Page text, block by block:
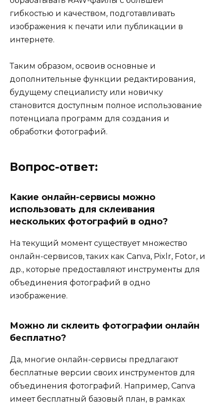
гибкостью и качеством, подготавливать
изображения к печати или публикации в
интернете.
Таким образом, освоив основные и
дополнительные функции редактирования,
будущему специалисту или новичку
становится доступным полное использование
потенциала программ для создания и
обработки фотографий.
Вопрос-ответ:
Какие онлайн-сервисы можно
использовать для склеивания
нескольких фотографий в одно?
На текущий момент существует множество
онлайн-сервисов, таких как Canva, Pixlr, Fotor, и
др., которые предоставляют инструменты для
объединения фотографий в одно
изображение.
Можно ли склеить фотографии онлайн
бесплатно?
Да, многие онлайн-сервисы предлагают
бесплатные версии своих инструментов для
объединения фотографий. Например, Canva
имеет бесплатный базовый план, в рамках